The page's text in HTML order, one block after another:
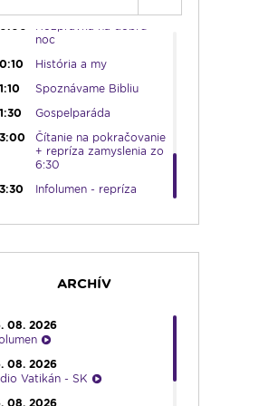
Rozprávka na dobrú
noc
História a my
Spoznávame Bibliu
Gospelparáda
Čítanie na pokračovanie
+ repríza zamyslenia zo
6:30
Infolumen - repríza
ARCHÍV
08. 2026
08. 2026
Vatikán - SK
08. 2026